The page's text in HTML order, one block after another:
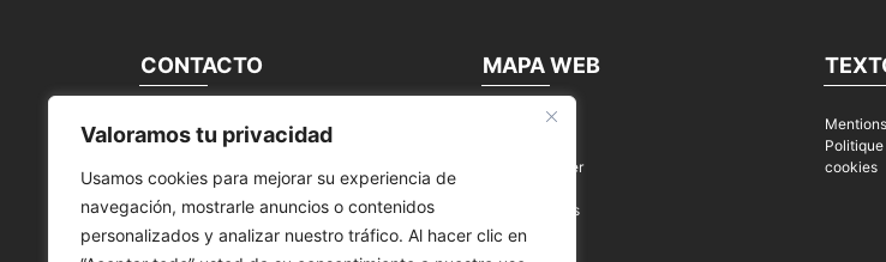
Valoramos tu privacidad
Usamos cookies para mejorar su experiencia de
navegación, mostrarle anuncios o contenidos
personalizados y analizar nuestro tráfico. Al hacer clic en
CONTACTO
MANTENIMIENTO PERIFÉRICOS
INFORMÁTICOS, S.L.
Calle Canteras, 22
28860 Paracuellos de Jarama Madrid,
España
MAPA WEB
nous contacter
Nos Actualités
Produits
cookies